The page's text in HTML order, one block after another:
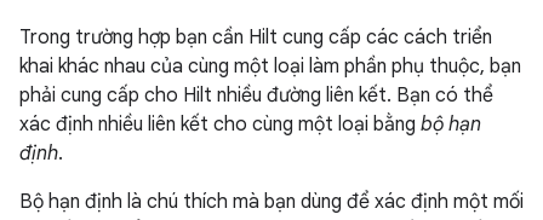
Trong trường hợp bạn cần Hilt cung cấp các cách triển
khai khác nhau của cùng một loại làm phần phụ thuộc, bạn
phải cung cấp cho Hilt nhiều đường liên kết. Bạn có thể
xác định nhiều liên kết cho cùng một loại bằng bộ hạn
định.
Bộ hạn định là chú thích mà bạn dùng để xác định một mối